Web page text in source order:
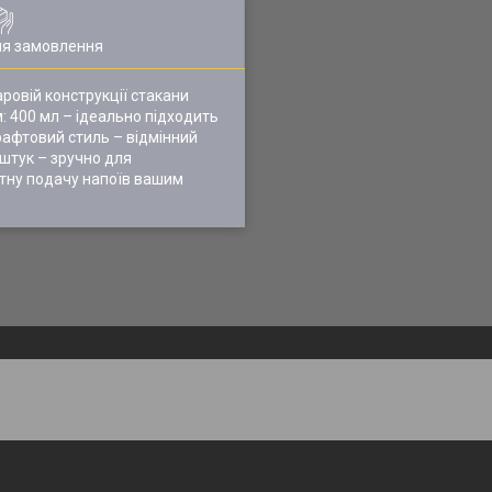
замовлення
конструкції стакани
400 мл – ідеально підходить
стиль – відмінний
штук – зручно для
подачу напоїв вашим